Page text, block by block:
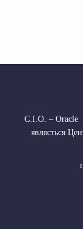
С.І.О. – Oracle
являється